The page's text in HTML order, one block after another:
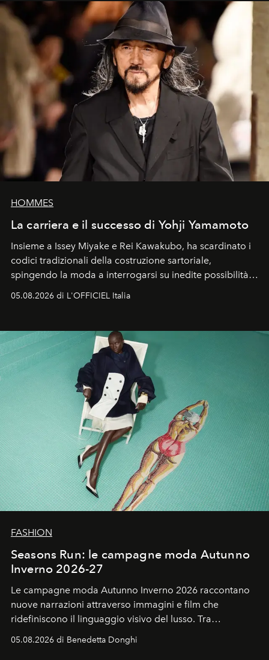
HOMMES
La carriera e il successo di Yohji Yamamoto
Insieme a Issey Miyake e Rei Kawakubo, ha scardinato i
codici tradizionali della costruzione sartoriale,
spingendo la moda a interrogarsi su inedite possibilità
un’impronta indelebile nella storia della moda.
05.08.2026 di L'OFFICIEL Italia
FASHION
Seasons Run: le campagne moda Autunno
Inverno 2026-27
Le campagne moda Autunno Inverno 2026 raccontano
nuove narrazioni attraverso immagini e film che
ridefiniscono il linguaggio visivo del lusso. Tra
contemporanea e storytelling d'autore, le maison
05.08.2026 di Benedetta Donghi